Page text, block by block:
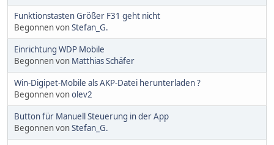
Funktionstasten Größer F31 geht nicht
Begonnen vonStefan_G.
Einrichtung WDP Mobile
Begonnen von Matthias Schäfer
Win-Digipet-Mobile als AKP-Datei herunterladen ?
Begonnen vonolev2
Button für Manuell Steuerung in der App
Begonnen vonStefan_G.